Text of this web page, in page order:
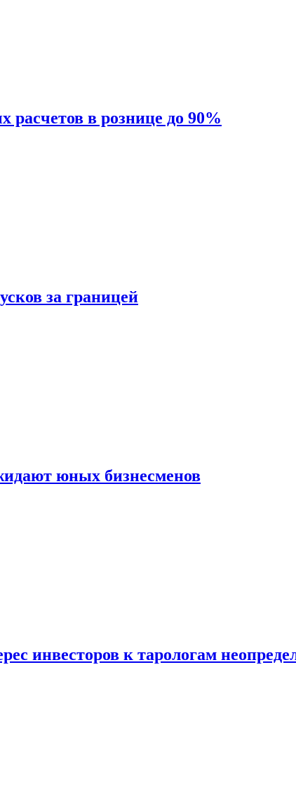
расчетов в рознице до 90%
за границей
юных бизнесменов
инвесторов к тарологам